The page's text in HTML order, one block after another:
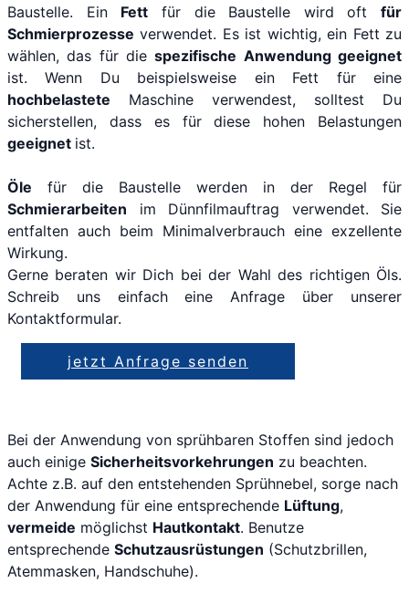
Baustelle. Ein Fett für die Baustelle wird oft für
Schmierprozesse verwendet. Es ist wichtig, ein Fett zu
wählen, das für diespezifische Anwendung geeignet
ist. Wenn Du beispielsweise ein Fett für eine
hochbelastete Maschine verwendest, solltest Du
sicherstellen, dass es für diese hohen Belastungen
geeignet ist.
Öle für die Baustelle werden in der Regel für
Schmierarbeiten im Dünnfilmauftrag verwendet. Sie
entfalten auch beim Minimalverbrauch eine exzellente
Wirkung.
Gerne beraten wir Dich bei der Wahl des richtigen Öls.
Schreib uns einfach eine Anfrage über unserer
Kontaktformular.
jetzt Anfrage senden
Bei der Anwendung von sprühbaren Stoffen sind jedoch
auch einige Sicherheitsvorkehrungen zu beachten.
Achte z.B. auf den entstehenden Sprühnebel, sorge nach
der Anwendung für eine entsprechende Lüftung,
vermeide möglichst Hautkontakt. Benutze
entsprechende Schutzausrüstungen (Schutzbrillen,
Atemmasken, Handschuhe).